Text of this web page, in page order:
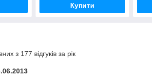
Купити
з 177 відгуків за рік